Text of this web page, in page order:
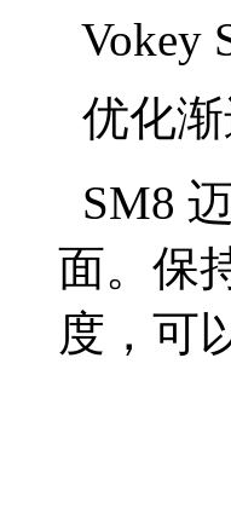
Vokey
优化
SM8
面。保
度，可